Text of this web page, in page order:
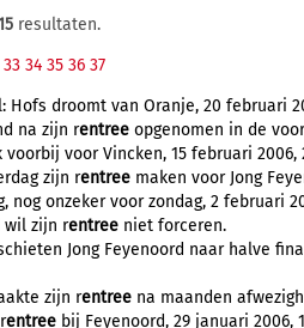
resultaten.
33 34 35 36 37
droomt van Oranje, 20 februari
na zijn rentree opgenomen in de
voor Vincken, 15 februari 2006,
zijn rentree maken voor Jong
onzeker voor zondag, 2 februari
wil zijn rentree niet forceren.
Jong Feyenoord naar halve
zijn rentree na maanden
entree bij Feyenoord, 29 januari 2006,